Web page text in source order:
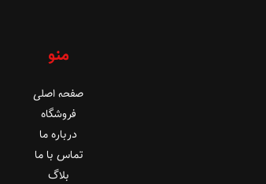
منو
صفحه اصلی
فروشگاه
درباره ما
تماس با ما
بلاگ